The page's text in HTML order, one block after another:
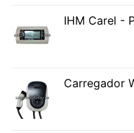
IHM Carel -
Carregador